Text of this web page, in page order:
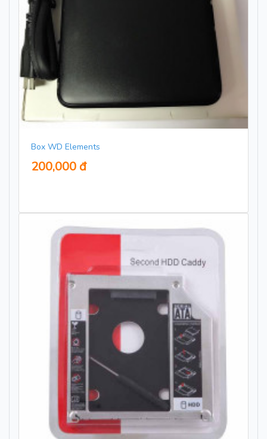
Box WD Elements
200,000 đ